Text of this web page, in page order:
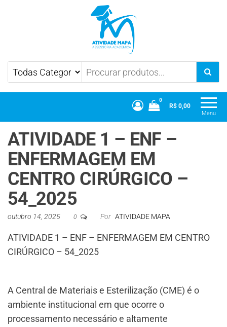
Atividade Mapa Mapa UniCesumar
Menu
0
R$ 0,00
ATIVIDADE 1 – ENF –
ENFERMAGEM EM
CENTRO CIRÚRGICO –
54_2025
outubro 14, 2025 0 Por ATIVIDADE MAPA
ATIVIDADE 1 – ENF – ENFERMAGEM EM CENTRO
CIRÚRGICO – 54_2025
A Central de Materiais e Esterilização (CME) é o
ambiente institucional em que ocorre o
processamento necessário e altamente